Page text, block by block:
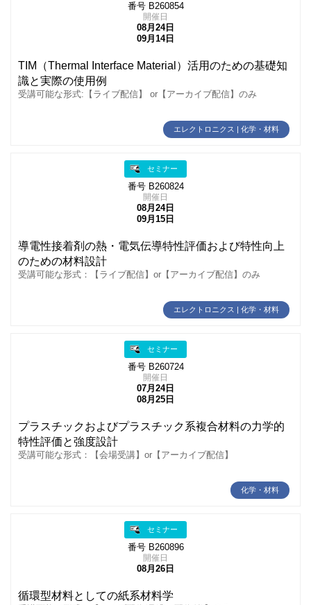
番号 B260854
開催日
08月24日
09月14日
TIM（Thermal Interface Material）活用のための基礎知
識と実際の使用例
受講可能な形式:【ライブ配信】 or【アーカイブ配信】のみ
エレクトロニクス | 化学・材料
セミナー
番号 B260824
開催日
08月24日
09月15日
導電性接着剤の熱・電気伝導特性評価および特性向上
のための材料設計
受講可能な形式：【ライブ配信】or【アーカイブ配信】のみ
エレクトロニクス | 化学・材料
セミナー
番号 B260724
開催日
07月24日
08月25日
プラスチックおよびプラスチック系複合材料の力学的
特性評価と強度設計
受講可能な形式：【会場受講】or【アーカイブ配信】
化学・材料
セミナー
番号 B260896
開催日
08月26日
循環型材料としての紙系材料学